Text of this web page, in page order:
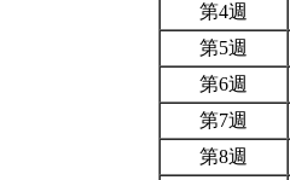
第4週
第5週
第6週
第7週
第8週